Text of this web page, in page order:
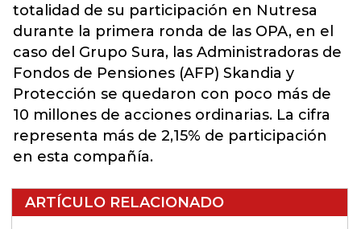
totalidad de su participación en Nutresa
durante la primera ronda de las OPA, en el
caso del Grupo Sura, las Administradoras de
Fondos de Pensiones (AFP) Skandia y
Protección se quedaron con poco más de
10 millones de acciones ordinarias. La cifra
representa más de 2,15% de participación
en esta compañía.
ARTÍCULO RELACIONADO